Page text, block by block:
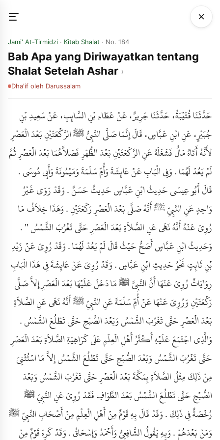
Jami' At-Tirmidzi · Kitab Shalat · No. 184
Bab Apa yang Diriwayatkan tentang
Shalat Setelah Ashar
Dha'if oleh Darussalam
حَدَّثَنَا قُتَيْبَةُ، حَدَّثَنَا جَرِيرٌ، عَنْ عَطَاءِ بْنِ السَّائِبِ، عَنْ سَعِيدِ بْنِ
جُبَيْرٍ، عَنِ ابْنِ عَبَّاسٍ، قَالَ إِنَّمَا صَلَّى النَّبِيُّ ﷺ الرَّكْعَتَيْنِ بَعْدَ الْعَصْرِ
لأَنَّهُ أَتَاهُ مَالٌ فَشَغَلَهُ عَنِ الرَّكْعَتَيْنِ بَعْدَ الظُّهْرِ فَصَلاَّهُمَا بَعْدَ الْعَصْرِ ثُمَّ
لَمْ يَعُدْ لَهُمَا . وَفِي الْبَابِ عَنْ عَائِشَةَ وَأُمِّ سَلَمَةَ وَمَيْمُونَةَ وَأَبِي مُوسَى .
قَالَ أَبُو عِيسَى حَدِيثُ ابْنِ عَبَّاسٍ حَدِيثٌ حَسَنٌ . وَقَدْ رَوَى غَيْرُ
وَاحِدٍ عَنِ النَّبِيِّ ﷺ أَنَّهُ صَلَّى بَعْدَ الْعَصْرِ رَكْعَتَيْنِ . وَهَذَا خِلاَفُ مَا
رُوِيَ عَنْهُ أَنَّهُ نَهَى عَنِ الصَّلاَةِ بَعْدَ الْعَصْرِ حَتَّى تَغْرُبَ الشَّمْسُ " .
وَحَدِيثُ ابْنِ عَبَّاسٍ أَصَحُّ حَيْثُ قَالَ لَمْ يَعُدْ لَهُمَا . وَقَدْ رُوِيَ عَنْ زَيْدِ
بْنِ ثَابِتٍ نَحْوُ حَدِيثِ ابْنِ عَبَّاسٍ . وَقَدْ رُوِيَ عَنْ عَائِشَةَ فِي هَذَا الْبَابِ
رِوَايَاتٌ رُوِيَ عَنْهَا أَنَّ النَّبِيَّ ﷺ مَا دَخَلَ عَلَيْهَا بَعْدَ الْعَصْرِ إِلاَّ صَلَّى
رَكْعَتَيْنِ وَرُوِيَ عَنْهَا عَنْ أُمِّ سَلَمَةَ عَنِ النَّبِيِّ ﷺ أَنَّهُ نَهَى عَنِ الصَّلاَةِ
بَعْدَ الْعَصْرِ حَتَّى تَغْرُبَ الشَّمْسُ وَبَعْدَ الصُّبْحِ حَتَّى تَطْلُعَ الشَّمْسُ .
وَالَّذِي اجْتَمَعَ عَلَيْهِ أَكْثَرُ أَهْلِ الْعِلْمِ عَلَى كَرَاهِيَةِ الصَّلاَةِ بَعْدَ الْعَصْرِ
حَتَّى تَغْرُبَ الشَّمْسُ وَبَعْدَ الصُّبْحِ حَتَّى تَطْلُعَ الشَّمْسُ إِلاَّ مَا اسْتُثْنِيَ
مِنْ ذَلِكَ مِثْلُ الصَّلاَةِ بِمَكَّةَ بَعْدَ الْعَصْرِ حَتَّى تَغْرُبَ الشَّمْسُ وَبَعْدَ
الصُّبْحِ حَتَّى تَطْلُعَ الشَّمْسُ بَعْدَ الطَّوَافِ فَقَدْ رُوِيَ عَنِ النَّبِيِّ ﷺ
رُخْصَةٌ فِي ذَلِكَ . وَقَدْ قَالَ بِهِ قَوْمٌ مِنْ أَهْلِ الْعِلْمِ مِنْ أَصْحَابِ النَّبِيِّ ﷺ
وَمَنْ بَعْدَهُمْ . وَبِهِ يَقُولُ الشَّافِعِيُّ وَأَحْمَدُ وَإِسْحَاقُ . وَقَدْ كَرِهَ قَوْمٌ مِنْ